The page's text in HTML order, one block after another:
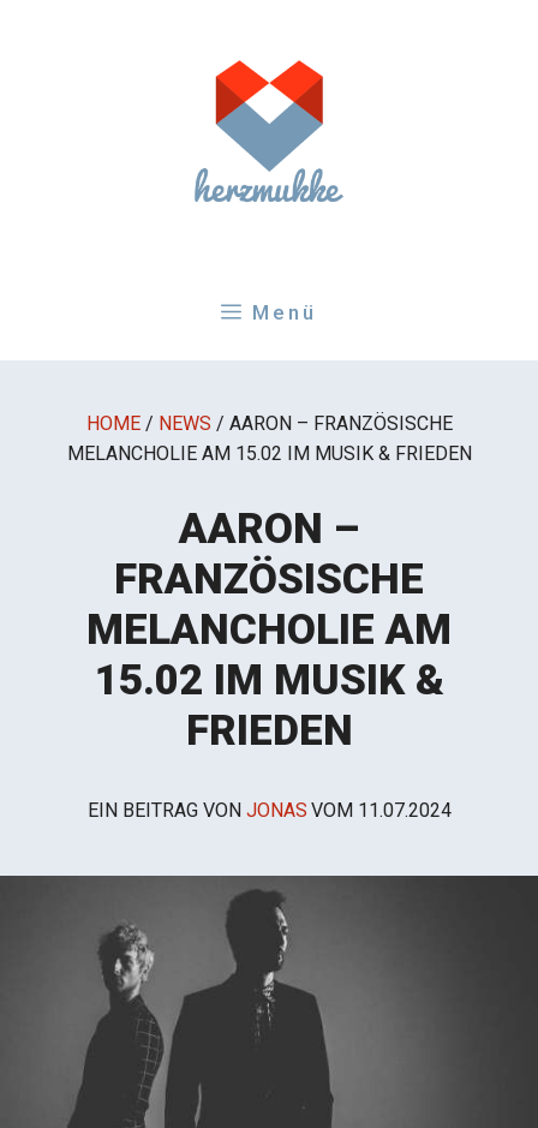
Menü
HOME / NEWS / AARON – FRANZÖSISCHE
MELANCHOLIE AM 15.02 IM MUSIK & FRIEDEN
AARON –
FRANZÖSISCHE
MELANCHOLIE AM
15.02 IM MUSIK &
FRIEDEN
EIN BEITRAG VON JONAS VOM 11.07.2024